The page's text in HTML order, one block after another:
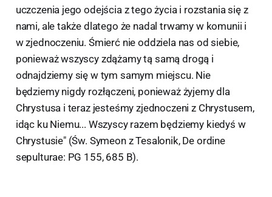
uczczenia jego odejścia z tego życia i rozstania się z
nami, ale także dlatego że nadal trwamy w komunii i
w zjednoczeniu. Śmierć nie oddziela nas od siebie,
ponieważ wszyscy zdążamy tą samą drogą i
odnajdziemy się w tym samym miejscu. Nie
będziemy nigdy rozłączeni, ponieważ żyjemy dla
Chrystusa i teraz jesteśmy zjednoczeni z Chrystusem,
idąc ku Niemu... Wszyscy razem będziemy kiedyś w
Chrystusie" (Św. Symeon z Tesalonik, De ordine
sepulturae: PG 155, 685 B).